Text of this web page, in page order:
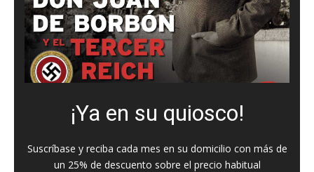
¡Ya en su quiosco!
Suscríbase y reciba cada mes en su domicilio con más de
un 25% de descuento sobre el precio habitual